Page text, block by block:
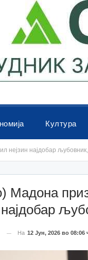
Култура
најдобар
Мадона
најдобар
На 12 Јун, 2026 во 08:06